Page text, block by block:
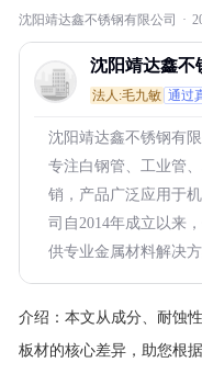
沈阳靖达鑫不锈钢有限公司 ·
沈阳靖达鑫不
法人:毛九敏 通过
沈阳靖达鑫不锈钢有
专注白钢管、工业管
销，产品广泛应用于
司自2014年成立以来
供专业金属材料解决
介绍： 本文从成分、耐蚀
板材的核心差异，助您根